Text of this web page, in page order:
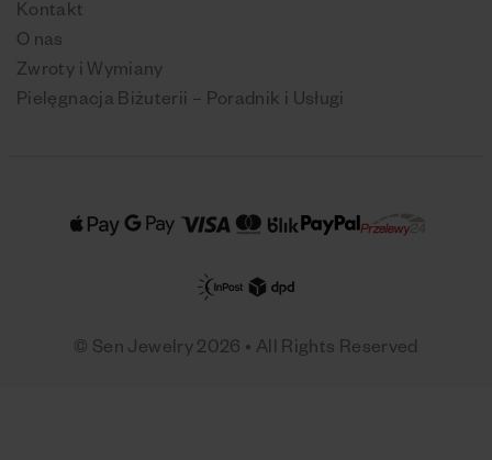
Kontakt
O nas
Zwroty i Wymiany
Pielęgnacja Biżuterii – Poradnik i Usługi
© Sen Jewelry 2026 • All Rights Reserved